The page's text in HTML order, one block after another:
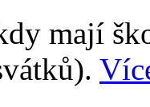
mají